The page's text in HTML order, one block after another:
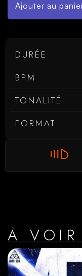
Ajouter au
DURÉE
BPM
TONALITÉ
FORMAT
À VOIR